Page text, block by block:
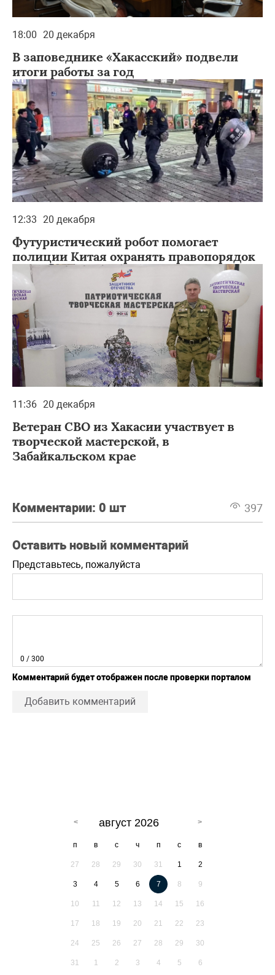
18:00 20 декабря
В заповеднике «Хакасский» подвели
итоги работы за год
12:33 20 декабря
Футуристический робот помогает
полиции Китая охранять правопорядок
11:36 20 декабря
Ветеран СВО из Хакасии участвует в
творческой мастерской, в
Забайкальском крае
Комментарии: 0 шт 397
Оставить новый комментарий
Представьтесь, пожалуйста
0 / 300
Комментарий будет отображен после проверки порталом
Добавить комментарий
август 2026
п в с ч п с в
27 28 29 30 31 1 2
3 4 5 6 7 8 9
10 11 12 13 14 15 16
17 18 19 20 21 22 23
24 25 26 27 28 29 30
31 1 2 3 4 5 6